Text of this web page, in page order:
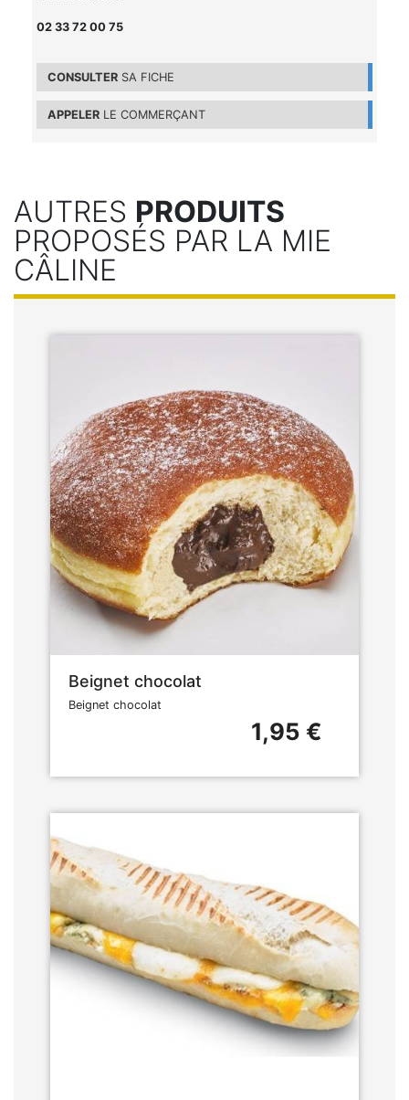
02 33 72 00 75
CONSULTER SA FICHE
APPELER LE COMMERÇANT
AUTRES PRODUITS
PROPOSÉS PAR LA MIE
CÂLINE
Beignet chocolat
Beignet chocolat
1,95 €